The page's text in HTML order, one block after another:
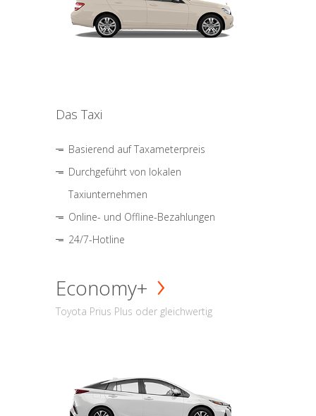
Das Taxi
Basierend auf Taxameterpreis
Durchgeführt von lokalen
Taxiunternehmen
Online- und Offline-Bezahlungen
24/7-Hotline
Economy+
Toyota Prius Plus oder gleichwertig